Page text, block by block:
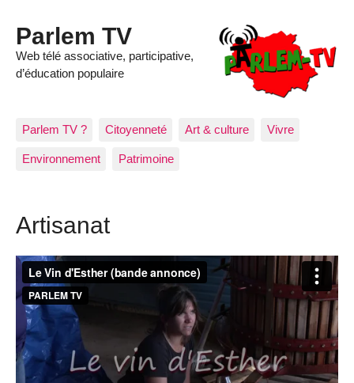
Parlem TV
Web télé associative, participative,
d’éducation populaire
Parlem TV ? Citoyenneté Art & culture Vivre
Environnement Patrimoine
Artisanat